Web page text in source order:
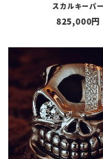
スカルキーパー
825,000